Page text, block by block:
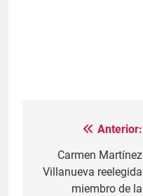
Navegación
entradas
Anterior:
Carmen Martínez
Villanueva reelegida
miembro de la